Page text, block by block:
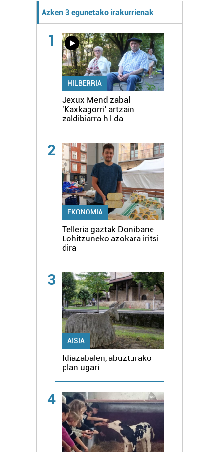
Azken 3 egunetako irakurrienak
1
HILBERRIA
Jexux Mendizabal
'Kaxkagorri' artzain
zaldibiarra hil da
2
EKONOMIA
Telleria gaztak Donibane
Lohitzuneko azokara iritsi
dira
3
AISIA
Idiazabalen, abuzturako
plan ugari
4